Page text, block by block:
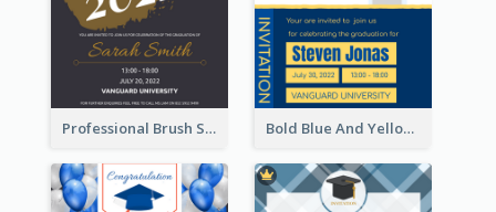
Professional Brush Script Graduation Invitation Design Bold Blue And Yellow Educational Ceremony Invitation Design Ideas